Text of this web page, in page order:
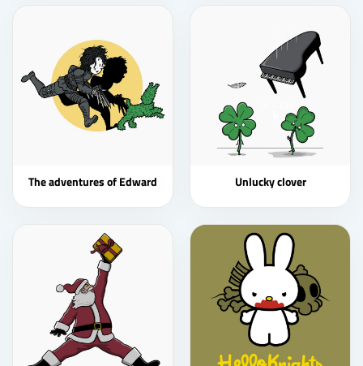
The adventures of Edward Unlucky clover